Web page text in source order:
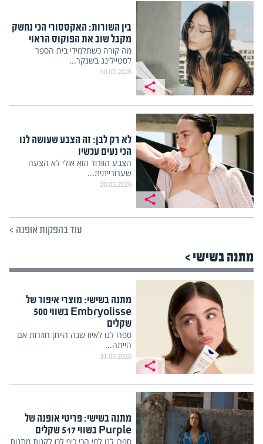
בין השורות: האקססורי הכי נחשק
מקבל שוב את הפוקוס הראוי
מה קורה כשתלמידי בית הספר
לסטיילינג בשנקר...
10.07.2026
לא רק לבן: זה הצבע שעושה לנו
הכי נעים עכשיו
הצבע הוורוד הוא אולי לא הצעה
שערורייתית...
20.05.2026
עוד בהפקות אופנה >
מתנה בשישי >
מתנה בשישי: מוצרי איפור של
Embryolisse בשווי 500
שקלים
ספרו לנו לאיזו שנה הייתן חוזרות אם
הייתה...
31.07.2026
מתנה בשישי: פריטי אופנה של
Purple בשווי 517 שקלים
ספרו לנו למי הכי כיף לכן לקנות מתנות